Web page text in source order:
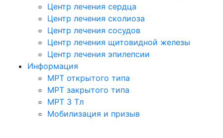
Центр лечения сердца
Центр лечения сколиоза
Центр лечения сосудов
Центр лечения щитовидной железы
Центр лечения эпилепсии
Информация
МРТ открытого типа
МРТ закрытого типа
МРТ 3 Тл
Мобилизация и призыв